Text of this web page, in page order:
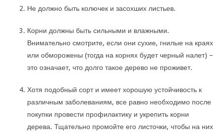
Не должно быть колючек и засохших листьев.
Корни должны быть сильными и влажными.
Внимательно смотрите, если они сухие, гнилые на краях
или обморожены (тогда на корнях будет черный налет) –
это означает, что долго такое дерево не проживет.
Хотя подобный сорт и имеет хорошую устойчивость к
различным заболеваниям, все равно необходимо после
покупки провести профилактику и укрепить корни
дерева. Тщательно промойте его листочки, чтобы на них